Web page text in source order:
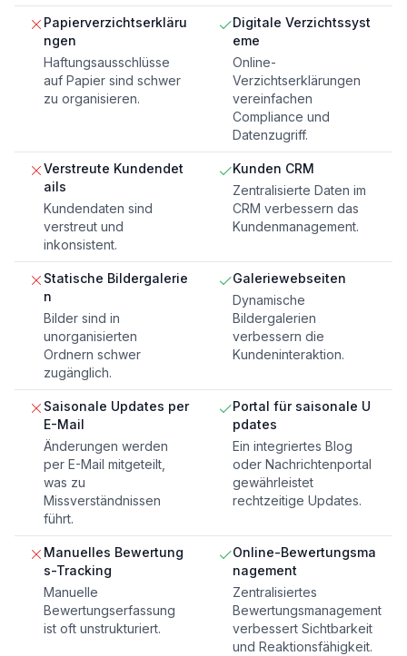
Papierverzichtserkläru
ngen
Haftungsausschlüsse
auf Papier sind schwer
zu organisieren.
Digitale Verzichtssyst
eme
Online-
Verzichtserklärungen
vereinfachen
Compliance und
Datenzugriff.
Verstreute Kundendet
ails
Kundendaten sind
verstreut und
inkonsistent.
Kunden CRM
Zentralisierte Daten im
CRM verbessern das
Kundenmanagement.
Statische Bildergalerie
n
Bilder sind in
unorganisierten
Ordnern schwer
zugänglich.
Galeriewebseiten
Dynamische
Bildergalerien
verbessern die
Kundeninteraktion.
Saisonale Updates per
E-Mail
Änderungen werden
per E-Mail mitgeteilt,
was zu
Missverständnissen
führt.
Portal für saisonale U
pdates
Ein integriertes Blog
oder Nachrichtenportal
gewährleistet
rechtzeitige Updates.
Manuelles Bewertung
s-Tracking
Manuelle
Bewertungserfassung
ist oft unstrukturiert.
Online-Bewertungsma
nagement
Zentralisiertes
Bewertungsmanagement
verbessert Sichtbarkeit
und Reaktionsfähigkeit.